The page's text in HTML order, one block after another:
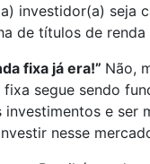
investidor(a) seja
de títulos de renda
fixa já era!” Não,
segue sendo
e ser
nesse